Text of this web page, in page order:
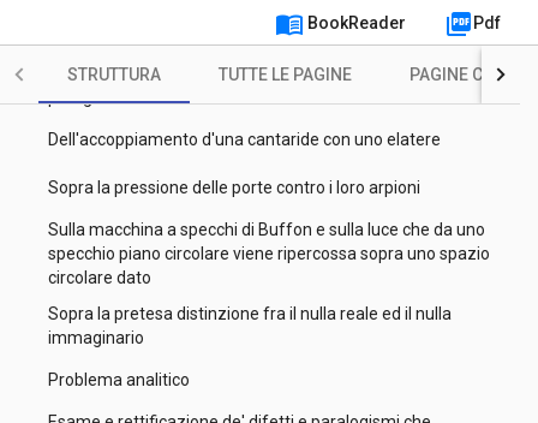
menu_book BookReader picture_as_pdf Pdf
STRUTTURA TUTTE LE PAGINE PAGINE CON
Osservazioni elettrico-atmosferiche e barometriche insieme
paragonate
Dell'accoppiamento d'una cantaride con uno elatere
Sopra la pressione delle porte contro i loro arpioni
Sulla macchina a specchi di Buffon e sulla luce che da uno
specchio piano circolare viene ripercossa sopra uno spazio
circolare dato
Sopra la pretesa distinzione fra il nulla reale ed il nulla
immaginario
Problema analitico